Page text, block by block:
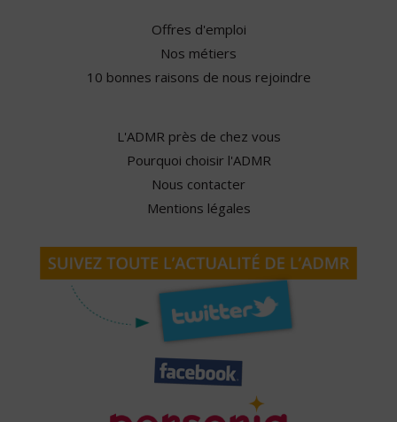
Offres d'emploi
Nos métiers
10 bonnes raisons de nous rejoindre
L'ADMR près de chez vous
Pourquoi choisir l'ADMR
Nous contacter
Mentions légales